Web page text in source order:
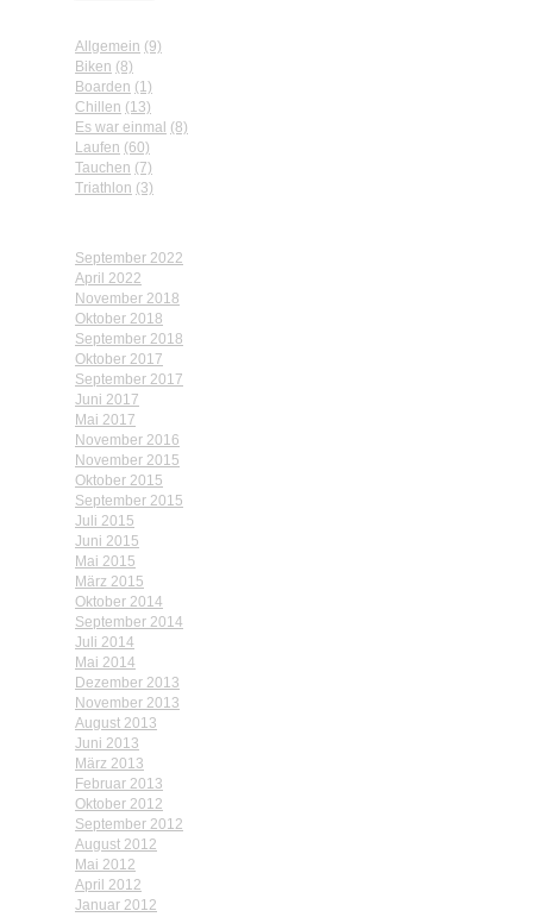
Allgemein (9)
Biken (8)
Boarden (1)
Chillen (13)
Es war einmal (8)
Laufen (60)
Tauchen (7)
Triathlon (3)
September 2022
April 2022
November 2018
Oktober 2018
September 2018
Oktober 2017
September 2017
Juni 2017
Mai 2017
November 2016
November 2015
Oktober 2015
September 2015
Juli 2015
Juni 2015
Mai 2015
März 2015
Oktober 2014
September 2014
Juli 2014
Mai 2014
Dezember 2013
November 2013
August 2013
Juni 2013
März 2013
Februar 2013
Oktober 2012
September 2012
August 2012
Mai 2012
April 2012
Januar 2012